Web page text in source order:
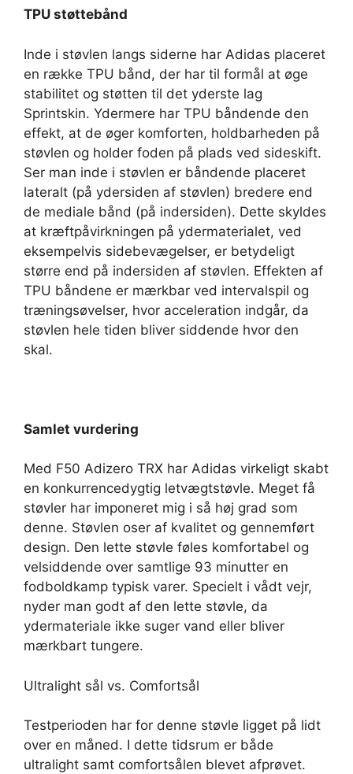
TPU støttebånd
Inde i støvlen langs siderne har Adidas placeret
en række TPU bånd, der har til formål at øge
stabilitet og støtten til det yderste lag
Sprintskin. Ydermere har TPU båndende den
effekt, at de øger komforten, holdbarheden på
støvlen og holder foden på plads ved sideskift.
Ser man inde i støvlen er båndende placeret
lateralt (på ydersiden af støvlen) bredere end
de mediale bånd (på indersiden). Dette skyldes
at kræftpåvirkningen på ydermaterialet, ved
eksempelvis sidebevægelser, er betydeligt
større end på indersiden af støvlen. Effekten af
TPU båndene er mærkbar ved intervalspil og
træningsøvelser, hvor acceleration indgår, da
støvlen hele tiden bliver siddende hvor den
skal.
Samlet vurdering
Med F50 Adizero TRX har Adidas virkeligt skabt
en konkurrencedygtig letvægtstøvle. Meget få
støvler har imponeret mig i så høj grad som
denne. Støvlen oser af kvalitet og gennemført
design. Den lette støvle føles komfortabel og
velsiddende over samtlige 93 minutter en
fodboldkamp typisk varer. Specielt i vådt vejr,
nyder man godt af den lette støvle, da
ydermateriale ikke suger vand eller bliver
mærkbart tungere.
Ultralight sål vs. Comfortsål
Testperioden har for denne støvle ligget på lidt
over en måned. I dette tidsrum er både
ultralight samt comfortsålen blevet afprøvet.